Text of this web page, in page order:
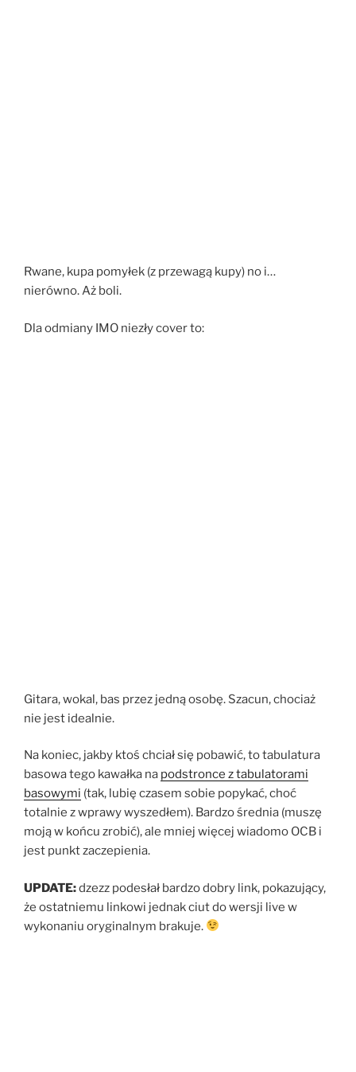
Rwane, kupa pomyłek (z przewagą kupy) no i…
nierówno. Aż boli.
Dla odmiany IMO niezły cover to:
Gitara, wokal, bas przez jedną osobę. Szacun, chociaż
nie jest idealnie.
Na koniec, jakby ktoś chciał się pobawić, to tabulatura
basowa tego kawałka na podstronce z tabulatorami
basowymi (tak, lubię czasem sobie popykać, choć
totalnie z wprawy wyszedłem). Bardzo średnia (muszę
moją w końcu zrobić), ale mniej więcej wiadomo OCB i
jest punkt zaczepienia.
UPDATE:dzezz podesłał bardzo dobry link, pokazujący,
że ostatniemu linkowi jednak ciut do wersji live w
wykonaniu oryginalnym brakuje.